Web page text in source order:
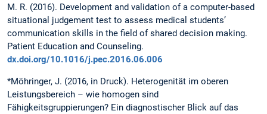
M. R. (2016). Development and validation of a computer-based
situational judgement test to assess medical students’
communication skills in the field of shared decision making.
Patient Education and Counseling.
dx.doi.org/10.1016/j.pec.2016.06.006
*Möhringer, J. (2016, in Druck). Heterogenität im oberen
Leistungsbereich – wie homogen sind
Fähigkeitsgruppierungen? Ein diagnostischer Blick auf das